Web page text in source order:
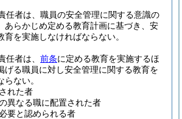
任者は、職員の安全管理に関する意識の
あらかじめ定める教育計画に基づき、安
育を実施しなければならない。
任者は、 前条に定める教育を実施するほ
げる職員に対し安全管理に関する教育を
ない。
れた者
異なる職に配置された者
要と認められる者